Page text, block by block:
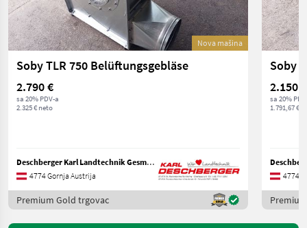
Nova mašina
Soby TLR 750 Belüftungsgebläse
2.790 €
sa 20% PDV-a
2.325 € neto
Deschberger Karl Landtechnik GesmbH & Co KG
4774 Gornja Austrija
Premium Gold trgovac
Soby
2.150 €
sa 20%
1.791,67 €
4774